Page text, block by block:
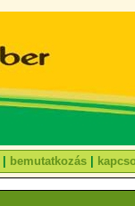
bemutatkozás